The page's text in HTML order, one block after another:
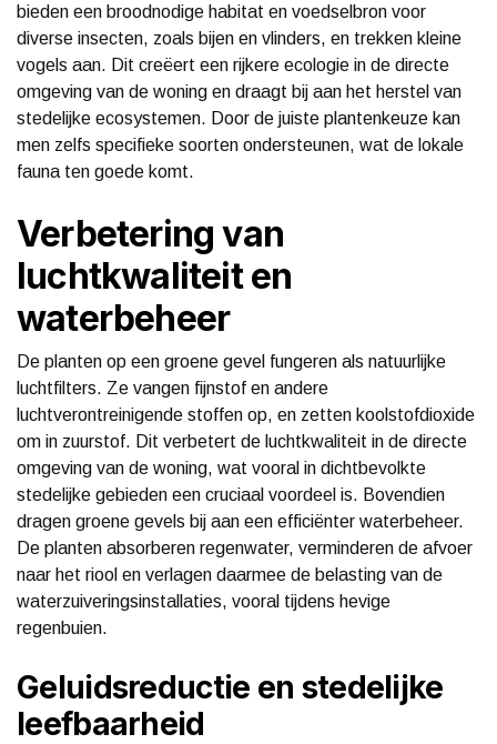
bieden een broodnodige habitat en voedselbron voor
diverse insecten, zoals bijen en vlinders, en trekken kleine
vogels aan. Dit creëert een rijkere ecologie in de directe
omgeving van de woning en draagt bij aan het herstel van
stedelijke ecosystemen. Door de juiste plantenkeuze kan
men zelfs specifieke soorten ondersteunen, wat de lokale
fauna ten goede komt.
Verbetering van
luchtkwaliteit en
waterbeheer
De planten op een groene gevel fungeren als natuurlijke
luchtfilters. Ze vangen fijnstof en andere
luchtverontreinigende stoffen op, en zetten koolstofdioxide
om in zuurstof. Dit verbetert de luchtkwaliteit in de directe
omgeving van de woning, wat vooral in dichtbevolkte
stedelijke gebieden een cruciaal voordeel is. Bovendien
dragen groene gevels bij aan een efficiënter waterbeheer.
De planten absorberen regenwater, verminderen de afvoer
naar het riool en verlagen daarmee de belasting van de
waterzuiveringsinstallaties, vooral tijdens hevige
regenbuien.
Geluidsreductie en stedelijke
leefbaarheid